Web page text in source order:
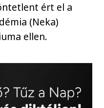
ért el a
(Neka)
ellen.